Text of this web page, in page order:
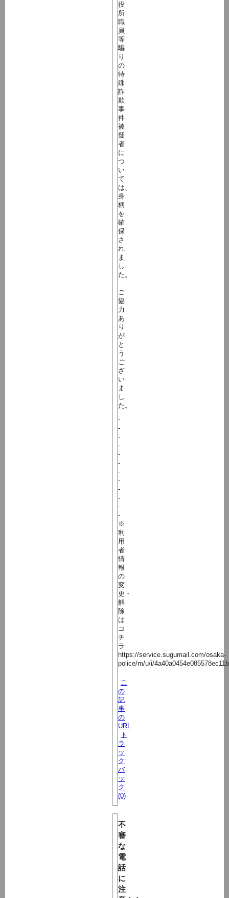
役
所
職
員
等
騙
り
の
特
殊
詐
欺
事
件
被
疑
者
に
つ
い
て
は、
身
柄
を
確
保
さ
れ
ま
し
た。
ご
協
力
あ
り
が
と
う
ご
ざ
い
ま
し
た。
-
-
-
-
-
-
-
-
-
-
-
-
※
利
用
者
情
報
の
変
更・
解
除
は
コ
チ
ラ
https://service.sugumail.com/osaka-
police/m/u/i/
こ
の
記
事
の
URL
ト
ラ
ッ
ク
バ
ッ
ク
(0)
不
審
な
電
話
に
注